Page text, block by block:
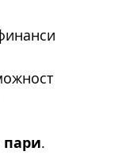
пари.